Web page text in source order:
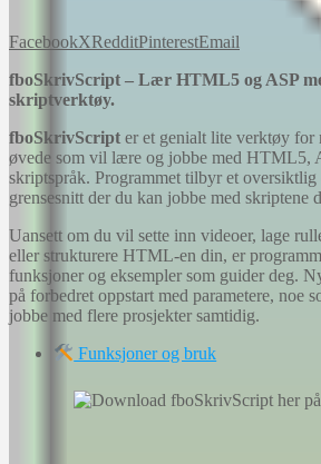
FacebookXRedditPinterestEmail
fboSkrivScript – Lær HTML5 og ASP
skriptverktøy.
fboSkrivScript er et genialt lite verktøy for
øvede som vil lære og jobbe med HTML5,
skriptspråk. Programmet tilbyr et
grensesnitt der du kan jobbe med skriptene
Uansett om du vil sette inn videoer, lage
eller strukturere HTML-en din, er
funksjoner og eksempler som guider deg.
på forbedret oppstart med parametere, noe
jobbe med flere prosjekter samtidig.
Funksjoner og bruk